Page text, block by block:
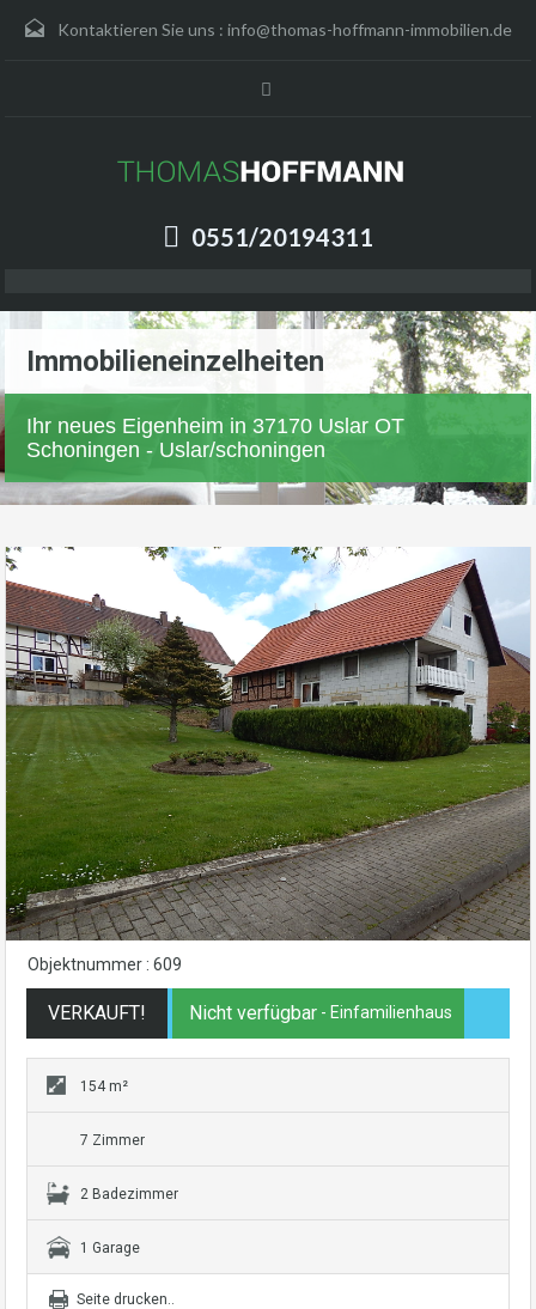
Kontaktieren Sie uns : info@thomas-hoffmann-immobilien.de
0551/20194311
Immobilieneinzelheiten
Ihr neues Eigenheim in 37170 Uslar OT
Schoningen - Uslar/schoningen
Objektnummer : 609
VERKAUFT! Nicht verfügbar - Einfamilienhaus
154 m²
7 Zimmer
2 Badezimmer
1 Garage
Seite drucken..